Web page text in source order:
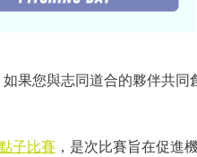
果您與志同道合的夥伴共同
子比賽 ，是次比賽旨在促進